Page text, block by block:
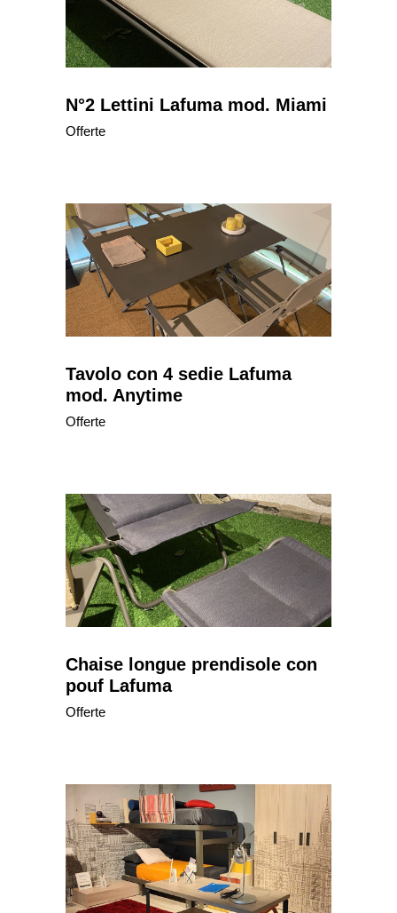
N°2 Lettini Lafuma mod. Miami
Offerte
Tavolo con 4 sedie Lafuma
mod. Anytime
Offerte
Chaise longue prendisole con
pouf Lafuma
Offerte